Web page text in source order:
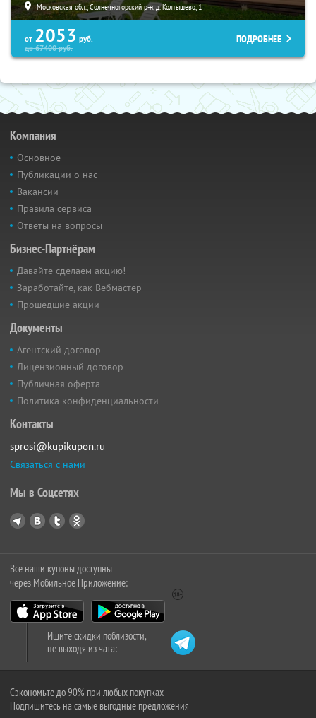
Московская обл., Солнечногорский р-н, д. Колтышево, 1
от 2053 руб.
до67400руб.
ПОДРОБНЕЕ
Компания
Основное
Публикации о нас
Вакансии
Правила сервиса
Ответы на вопросы
Бизнес-Партнёрам
Давайте сделаем акцию!
Заработайте, как Вебмастер
Прошедшие акции
Документы
Агентский договор
Лицензионный договор
Публичная оферта
Политика конфиденциальности
Контакты
sprosi@kupikupon.ru
Связаться с нами
Мы в Соцсетях
Все наши купоны доступны
через Мобильное Приложение:
Ищите скидки поблизости,
не выходя из чата:
Сэкономьте до 90% при любых покупках
Подпишитесь на самые выгодные предложения